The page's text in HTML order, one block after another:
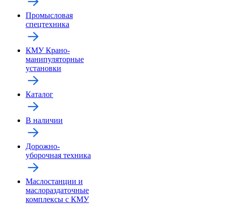
Промысловая
спецтехника
КМУ Крано-
манипуляторные
установки
Каталог
В наличии
Дорожно-
уборочная техника
Маслостанции и
маслораздаточные
комплексы с КМУ